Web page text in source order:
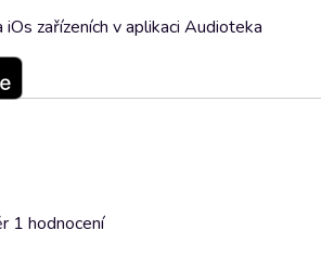
zařízeních v aplikaci Audioteka
1 hodnocení